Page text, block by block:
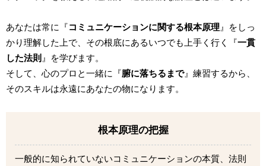
あなたは常に『コミュニケーションに関する根本原理』をしっ
かり理解した上で、その根底にあるいつでも上手く行く『一貫
した法則』を学びます。
そして、心のプロと一緒に『腑に落ちるまで』練習するから、
そのスキルは永遠にあなたの物になります。
根本原理の把握
一般的に知られていないコミュニケーションの本質、法則